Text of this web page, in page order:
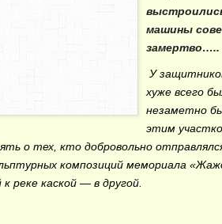
машины
У
хуже всего
незаметно
этим
о тех, кто добровольно
композиций мемориала
реке каской — в другой.